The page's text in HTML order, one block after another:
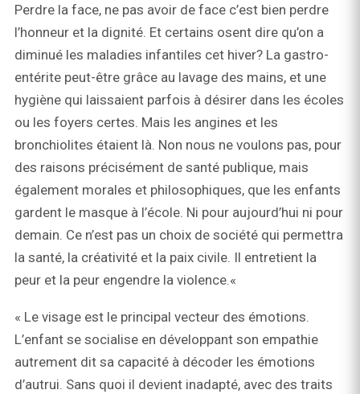
Perdre la face, ne pas avoir de face c’est bien perdre
l’honneur et la dignité. Et certains osent dire qu’on a
diminué les maladies infantiles cet hiver? La gastro-
entérite peut-être grâce au lavage des mains, et une
hygiène qui laissaient parfois à désirer dans les écoles
ou les foyers certes. Mais les angines et les
bronchiolites étaient là. Non nous ne voulons pas, pour
des raisons précisément de santé publique, mais
également morales et philosophiques, que les enfants
gardent le masque à l’école. Ni pour aujourd’hui ni pour
demain. Ce n’est pas un choix de société qui permettra
la santé, la créativité et la paix civile. Il entretient la
peur et la peur engendre la violence.«
« Le visage est le principal vecteur des émotions.
L’enfant se socialise en développant son empathie
autrement dit sa capacité à décoder les émotions
d’autrui. Sans quoi il devient inadapté, avec des traits